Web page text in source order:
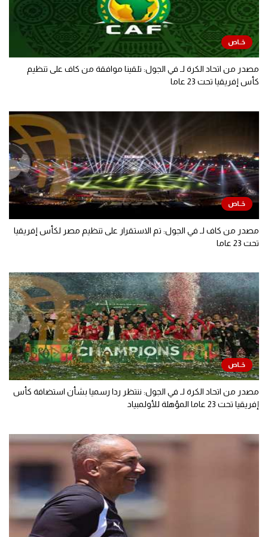
مصدر من اتحاد الكرة لـ في الجول: تلقينا موافقة من كاف على تنظيم
كأس إفريقيا تحت 23 عاما
مصدر من كاف لـ في الجول: تم الاستقرار على تنظيم مصر لكأس إفريقيا
تحت 23 عاما
مصدر من اتحاد الكرة لـ في الجول: ننتظر ردا رسميا بشأن استضافة كأس
إفريقيا تحت 23 عاما المؤهلة للأولمبياد